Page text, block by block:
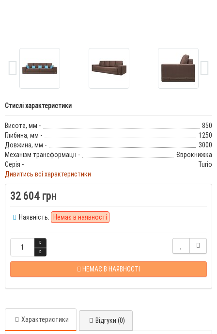
Стислі характеристики
Висота, мм -
850
Глибина, мм -
1250
Довжина, мм -
3000
Механізм трансформації -
Єврокнижка
Серія -
Turio
Дивитись всі характеристики
32 604 грн
Наявність: Немає в наявності
НЕМАЄ В НАЯВНОСТІ
Характеристики Відгуки (0)